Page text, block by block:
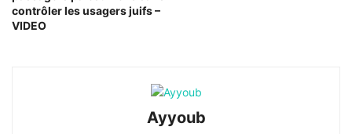
contrôler les usagers juifs –
VIDEO
Ayyoub